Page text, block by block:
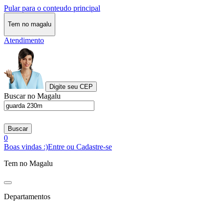
Pular para o conteudo principal
Tem no magalu
Atendimento
Digite seu CEP
Buscar no Magalu
Buscar
0
Boas vindas :)Entre ou Cadastre-se
Tem no Magalu
Departamentos